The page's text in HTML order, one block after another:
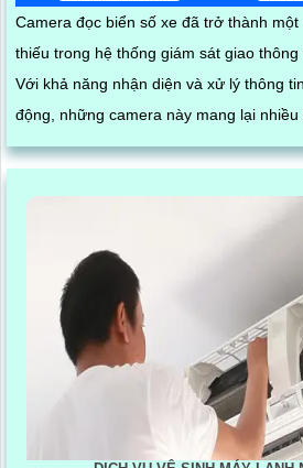
Camera đọc biển số xe đã trở thành
thiếu trong hệ thống giám sát giao thông
Với khả năng nhận diện và xử lý thông
động, những camera này mang lại nhiều
quản lý phương tiện đến việc nâng cao